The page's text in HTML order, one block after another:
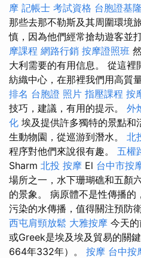
摩 記帳士 考試資格 台胞證基隆
那些去那不勒斯及其周圍環境
慎，因為他們經常搶劫遊客並
摩課程 網路行銷 按摩證照班
大利需要的有用信息。 從這裡
紡織中心，在那裡我們用高質
排名 台胞證 照片 指壓課程 按
技巧，建議，有用的提示。 外
化 埃及提供許多獨特的景點和
生動物園，從巡游到潛水。 北
程序對他們來說很有趣。 五權
Sharm 北投 按摩 El 台中市按
場所之一，水下珊瑚礁和五顏
的景象。 病原體不是性傳播的
污染的水傳播，值得關注預防
西屯肩頸放鬆 大雅按摩 今天
或Greek是埃及埃及貿易的關
664年332年）。 按摩 台中按